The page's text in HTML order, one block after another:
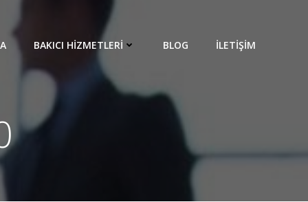
BAKICI HIZMETLERI BLOG İLETIŞIM